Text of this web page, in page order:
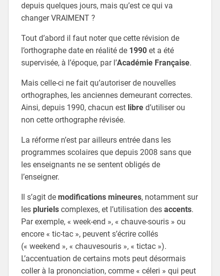
depuis quelques jours, mais qu’est ce qui va
changer VRAIMENT ?
Tout d’abord il faut noter que cette révision de
l’orthographe date en réalité de 1990et a été
supervisée, à l’époque, par l’Académie Française.
Mais celle-ci ne fait qu’autoriser de nouvelles
orthographes, les anciennes demeurant correctes.
Ainsi, depuis 1990, chacun est libred’utiliser ou
non cette orthographe révisée.
La réforme n’est par ailleurs entrée dans les
programmes scolaires que depuis 2008 sans que
les enseignants ne se sentent obligés de
l’enseigner.
Il s’agit de modifications mineures, notamment sur
les plurielscomplexes, et l’utilisation des accents.
Par exemple, « week-end », « chauve-souris » ou
encore « tic-tac », peuvent s’écrire collés
(« weekend », « chauvesouris », « tictac »).
L’accentuation de certains mots peut désormais
coller à la prononciation, comme « céleri » qui peut